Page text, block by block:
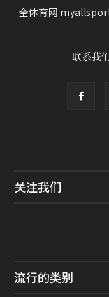
全体育网
联系我
关注我们
流行的类别